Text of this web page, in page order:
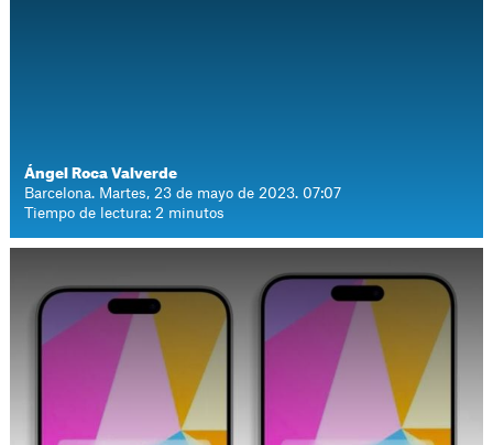
Ángel Roca Valverde
Barcelona. Martes, 23 de mayo de 2023. 07:07
Tiempo de lectura: 2 minutos